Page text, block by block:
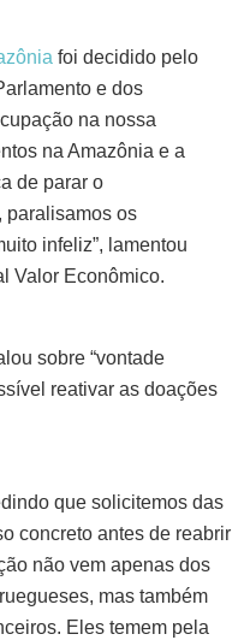
foi decidido pelo
e dos
na nossa
na Amazônia e a
de parar o
paralisamos os
infeliz”, lamentou
Valor Econômico.
sobre “vontade
reativar as doações
que solicitemos das
concreto antes de reabrir
não vem apenas dos
mas também
Eles temem pela